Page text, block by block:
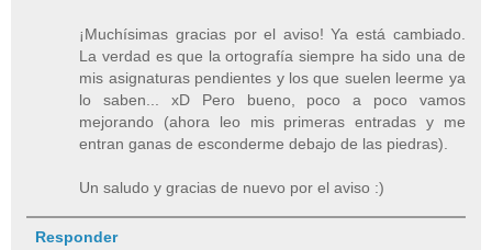
¡Muchísimas gracias por el aviso! Ya está cambiado.
La verdad es que la ortografía siempre ha sido una de
mis asignaturas pendientes y los que suelen leerme ya
lo saben... xD Pero bueno, poco a poco vamos
mejorando (ahora leo mis primeras entradas y me
entran ganas de esconderme debajo de las piedras).
Un saludo y gracias de nuevo por el aviso :)
Responder